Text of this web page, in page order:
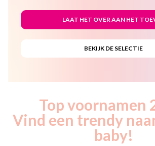
Top voornamen
Vind een trendy
baby!